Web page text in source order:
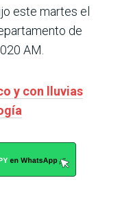
este martes el
de
AM.
y con lluvias